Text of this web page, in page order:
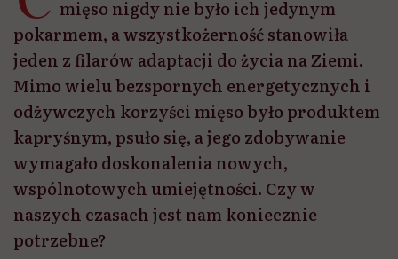
mięso nigdy nie było ich jedynym
pokarmem, a wszystkożerność stanowiła
jeden z filarów adaptacji do życia na Ziemi.
Mimo wielu bezspornych energetycznych i
odżywczych korzyści mięso było produktem
kapryśnym, psuło się, a jego zdobywanie
wymagało doskonalenia nowych,
wspólnotowych umiejętności. Czy w
naszych czasach jest nam koniecznie
potrzebne?